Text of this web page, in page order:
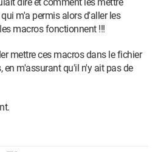
m'a permis alors d'aller les
macros fonctionnent !!!
mettre ces macros dans le fichier
m'assurant qu'il n'y ait pas de